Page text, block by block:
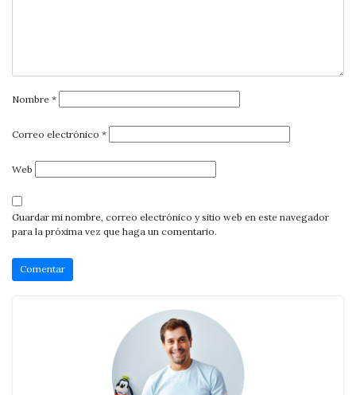
Nombre *
Correo electrónico *
Web
Guardar mi nombre, correo electrónico y sitio web en este navegador
para la próxima vez que haga un comentario.